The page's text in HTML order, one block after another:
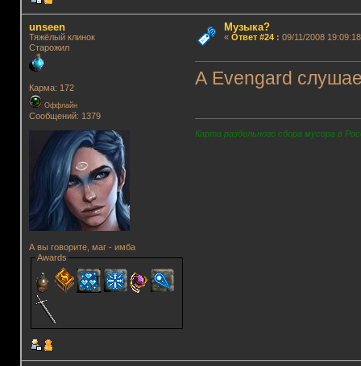
unseen
Тяжёлый клинок
Старожил
Карма: 172
Оффлайн
Сообщений: 1379
А вы говорите, маг - имба
Awards
Музыка?
« Ответ #24: 09/11/2008
А Evengard
Карта раздельного сбора мусора в